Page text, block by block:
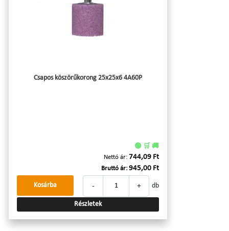
Csapos köszörűkorong 25x25x6 4A60P
🟢 🛒 🚚
Nettó ár: 744,09 Ft
Bruttó ár: 945,00 Ft
- + db
Kosárba
Részletek